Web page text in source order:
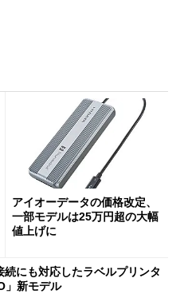
アイオーデータの価格改定、
一部モデルは25万円超の大幅
値上げに
続にも対応したラベルプリンタ
」新モデル